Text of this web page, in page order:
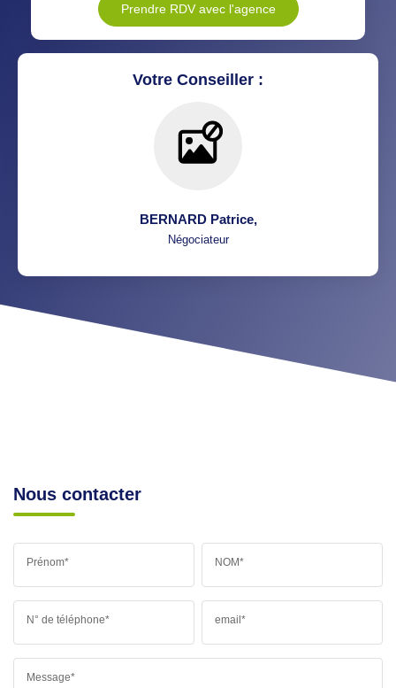
Prendre RDV avec l'agence
Votre Conseiller :
BERNARD Patrice,
Négociateur
Nous contacter
Prénom* NOM*
N° de téléphone* email*
Message*